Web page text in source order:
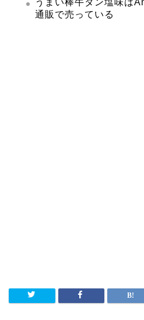
うまい棒牛タン塩味は
通販で売っている